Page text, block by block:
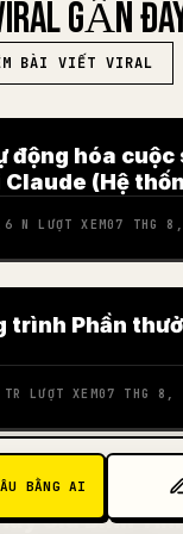
BẰNG AI
GẦN
BÀI VIẾT VIRAL
động hóa cuộc
Claude (Hệ
N LƯỢT XEM07 THG
trình Phần
LƯỢT XEM07 THG 8,
Có Một Đợt
Giữ Bình